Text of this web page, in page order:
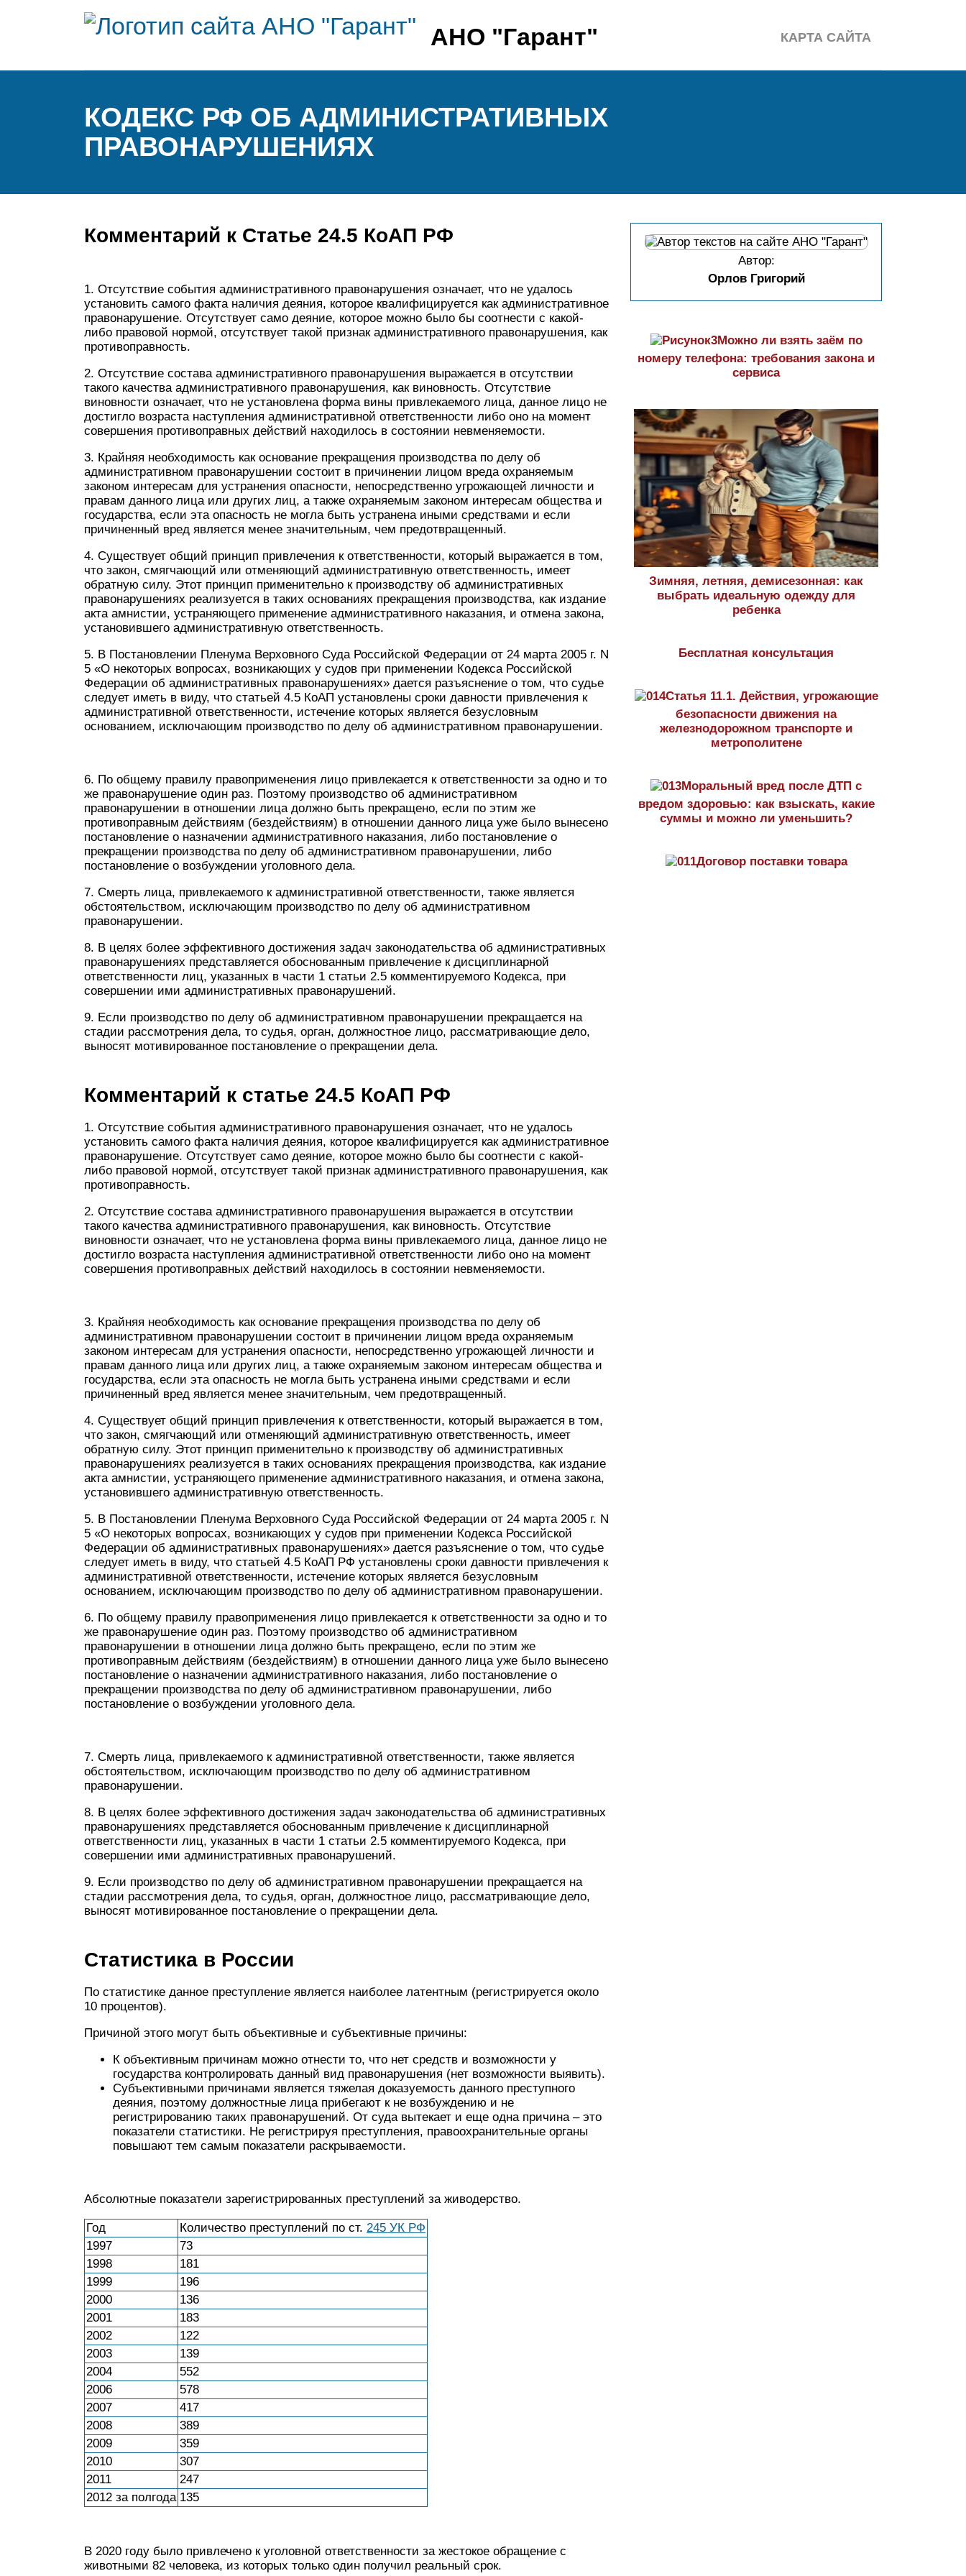
АНО "Гарант" КАРТА САЙТА
КОДЕКС РФ ОБ АДМИНИСТРАТИВНЫХ
ПРАВОНАРУШЕНИЯХ
Комментарий к Статье 24.5 КоАП РФ
1. Отсутствие события административного правонарушения означает, что не удалось
установить самого факта наличия деяния, которое квалифицируется как административное
правонарушение. Отсутствует само деяние, которое можно было бы соотнести с какой-
либо правовой нормой, отсутствует такой признак административного правонарушения, как
противоправность.
2. Отсутствие состава административного правонарушения выражается в отсутствии
такого качества административного правонарушения, как виновность. Отсутствие
виновности означает, что не установлена форма вины привлекаемого лица, данное лицо не
достигло возраста наступления административной ответственности либо оно на момент
совершения противоправных действий находилось в состоянии невменяемости.
3. Крайняя необходимость как основание прекращения производства по делу об
административном правонарушении состоит в причинении лицом вреда охраняемым
законом интересам для устранения опасности, непосредственно угрожающей личности и
правам данного лица или других лиц, а также охраняемым законом интересам общества и
государства, если эта опасность не могла быть устранена иными средствами и если
причиненный вред является менее значительным, чем предотвращенный.
4. Существует общий принцип привлечения к ответственности, который выражается в том,
что закон, смягчающий или отменяющий административную ответственность, имеет
обратную силу. Этот принцип применительно к производству об административных
правонарушениях реализуется в таких основаниях прекращения производства, как издание
акта амнистии, устраняющего применение административного наказания, и отмена закона,
установившего административную ответственность.
5. В Постановлении Пленума Верховного Суда Российской Федерации от 24 марта 2005 г. N
5 «О некоторых вопросах, возникающих у судов при применении Кодекса Российской
Федерации об административных правонарушениях» дается разъяснение о том, что судье
следует иметь в виду, что статьей 4.5 КоАП установлены сроки давности привлечения к
административной ответственности, истечение которых является безусловным
основанием, исключающим производство по делу об административном правонарушении.
6. По общему правилу правоприменения лицо привлекается к ответственности за одно и то
же правонарушение один раз. Поэтому производство об административном
правонарушении в отношении лица должно быть прекращено, если по этим же
противоправным действиям (бездействиям) в отношении данного лица уже было вынесено
постановление о назначении административного наказания, либо постановление о
прекращении производства по делу об административном правонарушении, либо
постановление о возбуждении уголовного дела.
7. Смерть лица, привлекаемого к административной ответственности, также является
обстоятельством, исключающим производство по делу об административном
правонарушении.
8. В целях более эффективного достижения задач законодательства об административных
правонарушениях представляется обоснованным привлечение к дисциплинарной
ответственности лиц, указанных в части 1 статьи 2.5 комментируемого Кодекса, при
совершении ими административных правонарушений.
9. Если производство по делу об административном правонарушении прекращается на
стадии рассмотрения дела, то судья, орган, должностное лицо, рассматривающие дело,
выносят мотивированное постановление о прекращении дела.
Комментарий к статье 24.5 КоАП РФ
1. Отсутствие события административного правонарушения означает, что не удалось
установить самого факта наличия деяния, которое квалифицируется как административное
правонарушение. Отсутствует само деяние, которое можно было бы соотнести с какой-
либо правовой нормой, отсутствует такой признак административного правонарушения, как
противоправность.
2. Отсутствие состава административного правонарушения выражается в отсутствии
такого качества административного правонарушения, как виновность. Отсутствие
виновности означает, что не установлена форма вины привлекаемого лица, данное лицо не
достигло возраста наступления административной ответственности либо оно на момент
совершения противоправных действий находилось в состоянии невменяемости.
3. Крайняя необходимость как основание прекращения производства по делу об
административном правонарушении состоит в причинении лицом вреда охраняемым
законом интересам для устранения опасности, непосредственно угрожающей личности и
правам данного лица или других лиц, а также охраняемым законом интересам общества и
государства, если эта опасность не могла быть устранена иными средствами и если
причиненный вред является менее значительным, чем предотвращенный.
4. Существует общий принцип привлечения к ответственности, который выражается в том,
что закон, смягчающий или отменяющий административную ответственность, имеет
обратную силу. Этот принцип применительно к производству об административных
правонарушениях реализуется в таких основаниях прекращения производства, как издание
акта амнистии, устраняющего применение административного наказания, и отмена закона,
установившего административную ответственность.
5. В Постановлении Пленума Верховного Суда Российской Федерации от 24 марта 2005 г. N
5 «О некоторых вопросах, возникающих у судов при применении Кодекса Российской
Федерации об административных правонарушениях» дается разъяснение о том, что судье
следует иметь в виду, что статьей 4.5 КоАП РФ установлены сроки давности привлечения к
административной ответственности, истечение которых является безусловным
основанием, исключающим производство по делу об административном правонарушении.
6. По общему правилу правоприменения лицо привлекается к ответственности за одно и то
же правонарушение один раз. Поэтому производство об административном
правонарушении в отношении лица должно быть прекращено, если по этим же
противоправным действиям (бездействиям) в отношении данного лица уже было вынесено
постановление о назначении административного наказания, либо постановление о
прекращении производства по делу об административном правонарушении, либо
постановление о возбуждении уголовного дела.
7. Смерть лица, привлекаемого к административной ответственности, также является
обстоятельством, исключающим производство по делу об административном
правонарушении.
8. В целях более эффективного достижения задач законодательства об административных
правонарушениях представляется обоснованным привлечение к дисциплинарной
ответственности лиц, указанных в части 1 статьи 2.5 комментируемого Кодекса, при
совершении ими административных правонарушений.
9. Если производство по делу об административном правонарушении прекращается на
стадии рассмотрения дела, то судья, орган, должностное лицо, рассматривающие дело,
выносят мотивированное постановление о прекращении дела.
Статистика в России
По статистике данное преступление является наиболее латентным (регистрируется около
10 процентов).
Причиной этого могут быть объективные и субъективные причины:
К объективным причинам можно отнести то, что нет средств и возможности у
государства контролировать данный вид правонарушения (нет возможности выявить).
Субъективными причинами является тяжелая доказуемость данного преступного
деяния, поэтому должностные лица прибегают к не возбуждению и не
регистрированию таких правонарушений. От суда вытекает и еще одна причина – это
показатели статистики. Не регистрируя преступления, правоохранительные органы
повышают тем самым показатели раскрываемости.
Абсолютные показатели зарегистрированных преступлений за живодерство.
Год Количество преступлений по ст. 245 УК РФ
1997
73
1998
181
1999
196
2000
136
2001
183
2002
122
2003
139
2004
552
2006
578
2007
417
2008
389
2009
359
2010
307
2011
247
2012 за полгода 135
В 2020 году было привлечено к уголовной ответственности за жестокое обращение с
животными 82 человека, из которых только один получил реальный срок.
Автор:
Орлов Григорий
Можно ли взять заём по
номеру телефона: требования закона и
сервиса
Зимняя, летняя, демисезонная: как
выбрать идеальную одежду для
ребенка
Бесплатная консультация
Статья 11.1. Действия, угрожающие
безопасности движения на
железнодорожном транспорте и
метрополитене
Моральный вред после ДТП с
вредом здоровью: как взыскать, какие
суммы и можно ли уменьшить?
Договор поставки товара